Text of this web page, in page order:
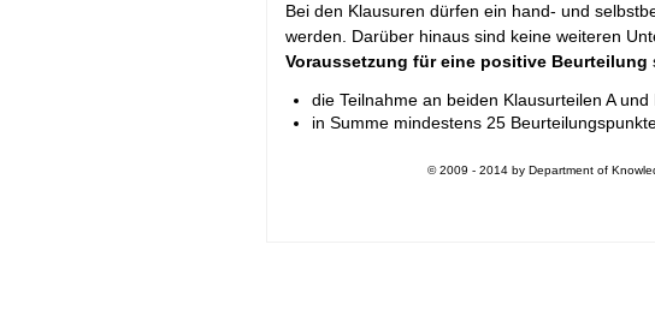
Bei den Klausuren dürfen ein hand- und
werden. Darüber hinaus sind keine weiteren
Voraussetzung für eine positive Beurteilung
die Teilnahme an beiden Klausurteilen A und
in Summe mindestens 25
© 2009 - 2014 by Department of